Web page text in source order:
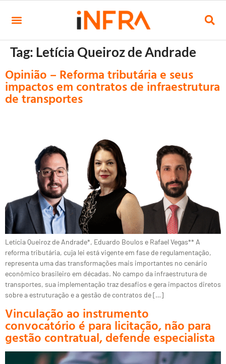
Tag: Letícia Queiroz de Andrade
Opinião – Reforma tributária e seus
impactos em contratos de infraestrutura
de transportes
Letícia Queiroz de Andrade*, Eduardo Boulos e Rafael Vegas** A
reforma tributária, cuja lei está vigente em fase de regulamentação,
representa uma das transformações mais importantes no cenário
econômico brasileiro em décadas. No campo da infraestrutura de
transportes, sua implementação traz desafios e gera impactos diretos
sobre a estruturação e a gestão de contratos de […]
Vinculação ao instrumento
convocatório é para licitação, não para
gestão contratual, defende especialista